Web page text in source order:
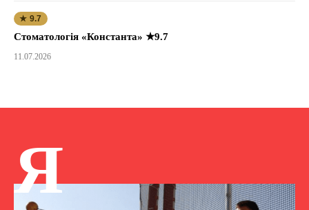
★ 9.7
Стоматологія «Константа» ★9.7
11.07.2026
Я